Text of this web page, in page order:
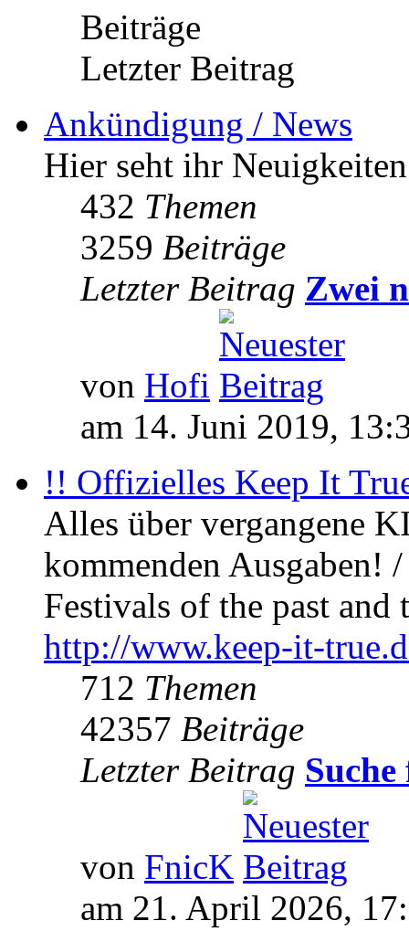
Beiträge
Letzter Beitrag
Ankündigung / News
Hier seht ihr
432 Themen
3259 Beiträge
Letzter Beitrag Zwei
von Hofi
am 14. Juni 2019,
!! Offizielles Keep It
Alles über vergangene
kommenden Ausgaben!
Festivals of the past
http://www.keep-it-
712 Themen
42357 Beiträge
Letzter Beitrag
von FnicK
am 21. April 2026,